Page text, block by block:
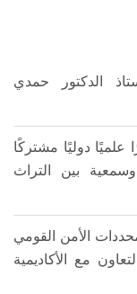
الدكتور حمدي
علميًا دوليًا مشتركًا
بين التراث
الأمن القومي
مع الأكاديمية